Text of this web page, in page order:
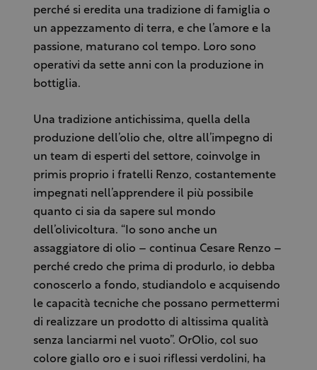
perché si eredita una tradizione di famiglia o
un appezzamento di terra, e che l’amore e la
passione, maturano col tempo. Loro sono
operativi da sette anni con la produzione in
bottiglia.
Una tradizione antichissima, quella della
produzione dell’olio che, oltre all’impegno di
un team di esperti del settore, coinvolge in
primis proprio i fratelli Renzo, costantemente
impegnati nell’apprendere il più possibile
quanto ci sia da sapere sul mondo
dell’olivicoltura. “Io sono anche un
assaggiatore di olio – continua Cesare Renzo –
perché credo che prima di produrlo, io debba
conoscerlo a fondo, studiandolo e acquisendo
le capacità tecniche che possano permettermi
di realizzare un prodotto di altissima qualità
senza lanciarmi nel vuoto”. OrOlio, col suo
colore giallo oro e i suoi riflessi verdolini, ha